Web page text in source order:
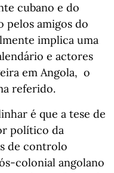
cubano e do
pelos amigos do
implica uma
e actores
em Angola, o
referido.
é que a tese de
político da
de controlo
colonial angolano